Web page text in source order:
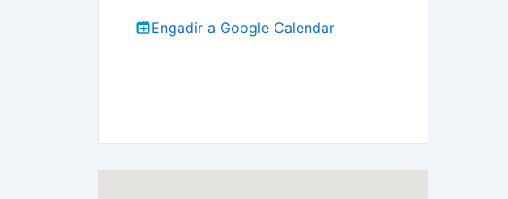
Engadir a Google Calendar